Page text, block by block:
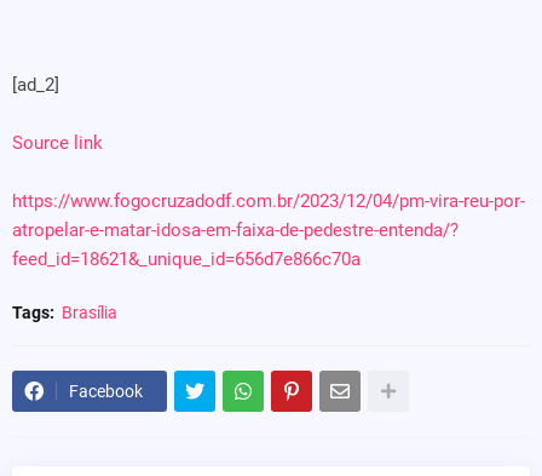
[ad_2]
Source link
https://www.fogocruzadodf.com.br/2023/12/04/pm-vira-reu-por-
atropelar-e-matar-idosa-em-faixa-de-pedestre-entenda/?
feed_id=18621&_unique_id=656d7e866c70a
Tags: Brasília
Facebook